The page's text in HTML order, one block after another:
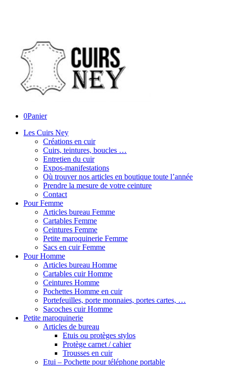
0Panier
Les Cuirs Ney
Créations en cuir
Cuirs, teintures, boucles …
Entretien du cuir
Expos-manifestations
Où trouver nos articles en boutique toute l’année
Prendre la mesure de votre ceinture
Contact
Pour Femme
Articles bureau Femme
Cartables Femme
Ceintures Femme
Petite maroquinerie Femme
Sacs en cuir Femme
Pour Homme
Articles bureau Homme
Cartables cuir Homme
Ceintures Homme
Pochettes Homme en cuir
Portefeuilles, porte monnaies, portes cartes, …
Sacoches cuir Homme
Petite maroquinerie
Articles de bureau
Etuis ou protèges stylos
Protège carnet / cahier
Trousses en cuir
Etui – Pochette pour téléphone portable